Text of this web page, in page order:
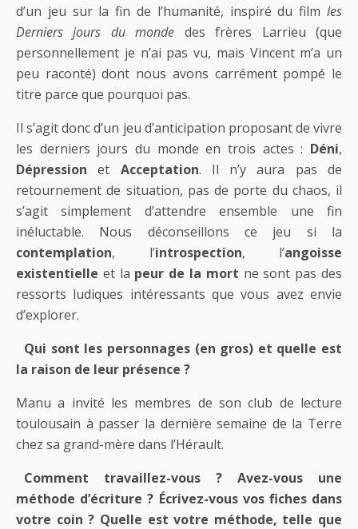
d’un jeu sur la fin de l’humanité, inspiré du film les
Derniers jours du monde des frères Larrieu (que
personnellement je n’ai pas vu, mais Vincent m’a un
peu raconté) dont nous avons carrément pompé le
titre parce que pourquoi pas.
Il s’agit donc d’un jeu d’anticipation proposant de vivre
les derniers jours du monde en trois actes : Déni,
Dépression et Acceptation. Il n’y aura pas de
retournement de situation, pas de porte du chaos, il
s’agit simplement d’attendre ensemble une fin
inéluctable. Nous déconseillons ce jeu si la
contemplation, l’introspection, l’angoisse
existentielle et la peur de la mort ne sont pas des
ressorts ludiques intéressants que vous avez envie
d’explorer.
Qui sont les personnages (en gros) et quelle est
la raison de leur présence ?
Manu a invité les membres de son club de lecture
toulousain à passer la dernière semaine de la Terre
chez sa grand-mère dans l’Hérault.
Comment travaillez-vous ? Avez-vous une
méthode d’écriture ? Écrivez-vous vos fiches dans
votre coin ? Quelle est votre méthode, telle que